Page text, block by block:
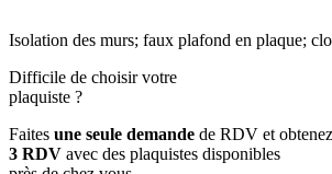
Isolation des murs; faux plafond en plaque;
Difficile de choisir votre
plaquiste ?
Faites une seule demande de RDV et obtenez
3 RDV avec des plaquistes disponibles